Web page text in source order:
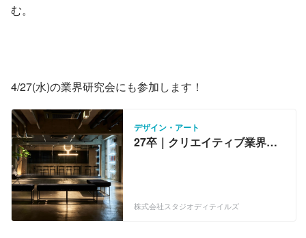
む。
4/27(水)の業界研究会にも参加します！
デザイン・アート
27卒｜クリエイティブ業界っ
株式会社スタジオディテイルズ